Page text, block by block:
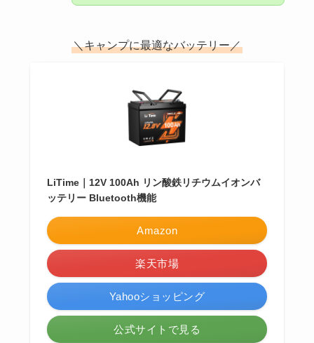
＼キャンプに最適なバッテリー／
LiTime｜12V 100Ah リン酸鉄リチウムイオンバ
ッテリー Bluetooth機能
Amazon
楽天市場
Yahooショッピング
公式サイトで見る